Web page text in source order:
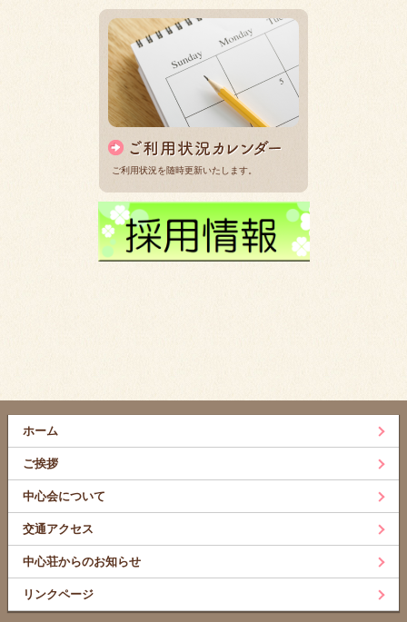
ご利用状況を随時更新いたします。
ホーム
ご挨拶
中心会について
交通アクセス
中心荘からのお知らせ
リンクページ